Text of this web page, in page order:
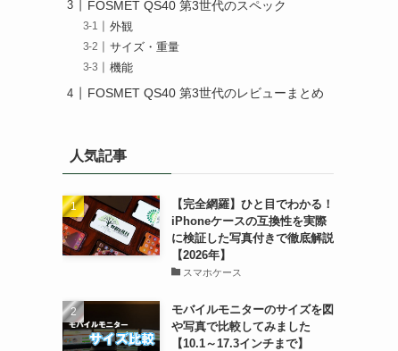
FOSMET QS40 第3世代のスペック
外観
サイズ・重量
機能
FOSMET QS40 第3世代のレビューまとめ
人気記事
【完全網羅】ひと目でわかる！
iPhoneケースの互換性を実際
に検証した写真付きで徹底解説
【2026年】
スマホケース
モバイルモニターのサイズを図
や写真で比較してみました
【10.1～17.3インチまで】